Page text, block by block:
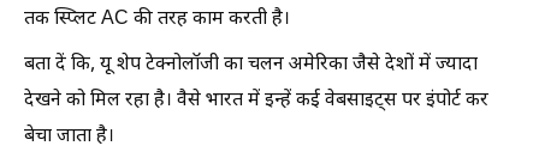
तक स्प्लिट AC की तरह काम करती है।
बता दें कि, यू शेप टेक्नोलॉजी का चलन अमेरिका जैसे देशों में ज्यादा
देखने को मिल रहा है। वैसे भारत में इन्हें कई वेबसाइट्स पर इंपोर्ट कर
बेचा जाता है।